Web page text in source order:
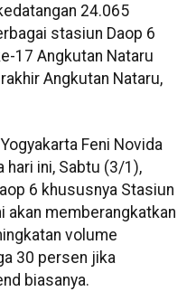
24.065
stasiun Daop 6
17 Angkutan Nataru
Angkutan Nataru,
Feni Novida
hari ini, Sabtu (3/1),
6 khususnya Stasiun
akan memberangkatkan
volume
30 persen jika
biasanya.